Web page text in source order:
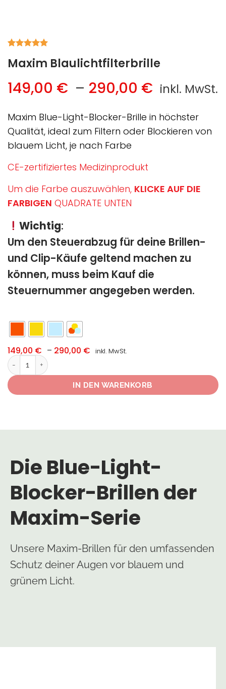
mit5.00
auf
Kundenbewertung
Maxim Blaulichtfilterbrille
149,00 € – 290,00 €
bis
290,00 €
inkl. MwSt.
Maxim Blue-Light-Blocker-Brille in höchster
Qualität, ideal zum Filtern oder Blockieren von
blauem Licht, je nach Farbe
CE-zertifiziertes Medizinprodukt
Um die Farbe auszuwählen, KLICKE AUF DIE
FARBIGEN QUADRATE UNTEN
Wichtig:
Um den Steuerabzug für deine Brillen-
und Clip-Käufe geltend machen zu
können, muss beim Kauf die
Steuernummer angegeben werden.
149,00 € – 290,00 € Preisspanne:
290,00 €
inkl. MwSt.
Occhiali blue-blocker Maxim Menge
IN DEN WARENKORB
Die Blue-Light-
Blocker-Brillen der
Maxim-Serie
Unsere Maxim-Brillen für den umfassenden
Schutz deiner Augen vor blauem und
grünem Licht.